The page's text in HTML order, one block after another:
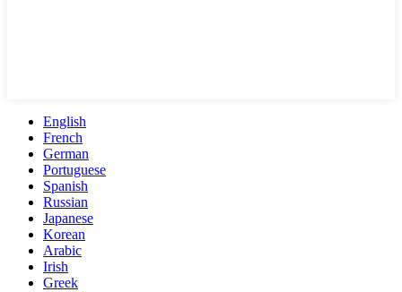
English
French
German
Portuguese
Spanish
Russian
Japanese
Korean
Arabic
Irish
Greek